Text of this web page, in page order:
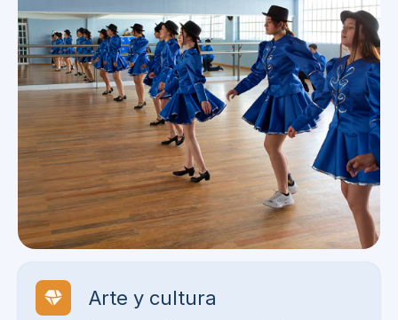
Arte y cultura